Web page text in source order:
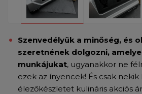
Szenvedélyük a minőség, és
szeretnének dolgozni,
munkájukat, ugyanakkor ne
ezek az ínyencek! És csak
élezőkészletet kulináris akciós